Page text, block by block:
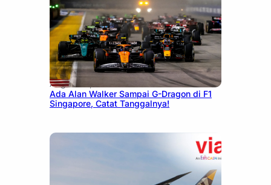
August 13, 2025
Ada Alan Walker Sampai G-Dragon di F1
Singapore, Catat Tanggalnya!